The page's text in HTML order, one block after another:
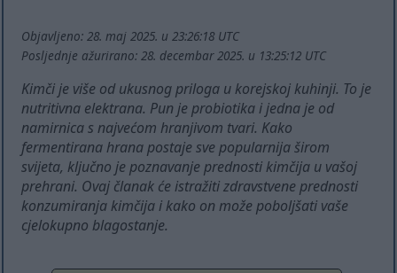
Objavljeno: 28. maj 2025. u 23:26:18 UTC
Posljednje ažurirano: 28. decembar 2025. u 13:25:12 UTC
Kimči je više od ukusnog priloga u korejskoj kuhinji. To je
nutritivna elektrana. Pun je probiotika i jedna je od
namirnica s najvećom hranjivom tvari. Kako
fermentirana hrana postaje sve popularnija širom
svijeta, ključno je poznavanje prednosti kimčija u vašoj
prehrani. Ovaj članak će istražiti zdravstvene prednosti
konzumiranja kimčija i kako on može poboljšati vaše
cjelokupno blagostanje.